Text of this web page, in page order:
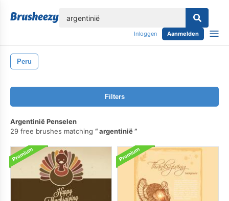
Inloggen Aanmelden
Peru
Filters
Argentinië Penselen
29 free brushes matching
argentinië